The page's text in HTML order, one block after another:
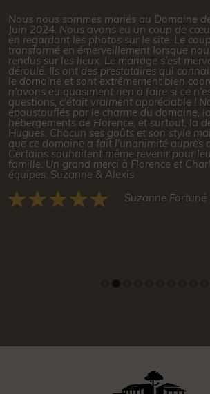
Nous nous sommes mariés au Domaine
Juin 2024. Nous avons eu un coup de
en regardant les photos sur le site. Le
transformé en émerveillement lorsque
rendus sur les lieux. Le mariage s'est
déroulé. Ils ont des prestataires qui
le domaine et sont extrêmement bien
n'avons eu quasiment rien à faire si ce
questions, c'était vraiment appréciable !
époustouflés par le charme du domaine,
hébergements de Florence, et surtout, la
Hugues. Chacun ses goûts et son style
que ce domaine a fait l'unanimité auprès
Certains souhaitent même revenir pour
famille. Un grand merci à Florence et
équipes. Suzanne & Alexis
Suzanne Fortuné